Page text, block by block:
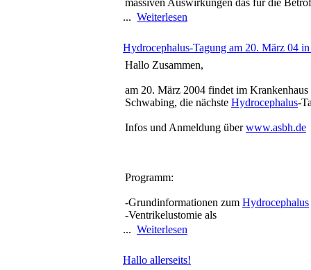
... Weiterlesen
Hydrocephalus-Tagung am 20. März 04
Hallo Zusammen,
am 20. März 2004 findet im
Schwabing, die nächste Hydrocephalus-
Infos und Anmeldung überwww.asbh.de
Programm:
-Grundinformationen zum Hydrocephalus
-Ventrikelustomie als
... Weiterlesen
Hallo allerseits!